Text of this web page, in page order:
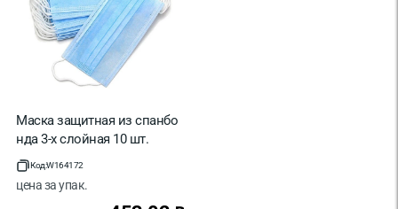
Маска защитная из спанбо
нда 3-х слойная 10 шт.
Код:W164172
цена заупак.